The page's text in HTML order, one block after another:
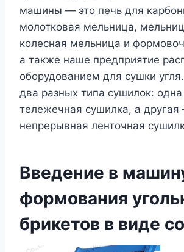
машины — это печь для
молотковая мельница,
колесная мельница и
а также наше предприятие
оборудованием для сушки
два разных типа сушилок:
тележечная сушилка, а
непрерывная ленточная
Введение в
формования
брикетов в виде